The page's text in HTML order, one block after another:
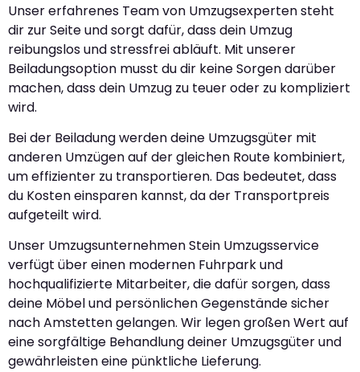
Unser erfahrenes Team von Umzugsexperten steht
dir zur Seite und sorgt dafür, dass dein Umzug
reibungslos und stressfrei abläuft. Mit unserer
Beiladungsoption musst du dir keine Sorgen darüber
machen, dass dein Umzug zu teuer oder zu kompliziert
wird.
Bei der Beiladung werden deine Umzugsgüter mit
anderen Umzügen auf der gleichen Route kombiniert,
um effizienter zu transportieren. Das bedeutet, dass
du Kosten einsparen kannst, da der Transportpreis
aufgeteilt wird.
Unser Umzugsunternehmen Stein Umzugsservice
verfügt über einen modernen Fuhrpark und
hochqualifizierte Mitarbeiter, die dafür sorgen, dass
deine Möbel und persönlichen Gegenstände sicher
nach Amstetten gelangen. Wir legen großen Wert auf
eine sorgfältige Behandlung deiner Umzugsgüter und
gewährleisten eine pünktliche Lieferung.